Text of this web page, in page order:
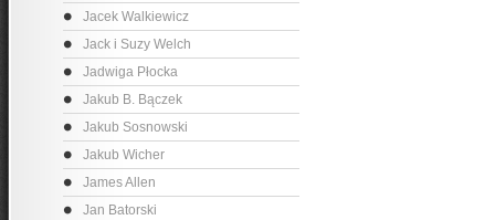
Jacek Walkiewicz
Jack i Suzy Welch
Jadwiga Płocka
Jakub B. Bączek
Jakub Sosnowski
Jakub Wicher
James Allen
Jan Batorski